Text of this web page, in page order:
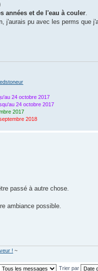
années et de l'eau à couler.
j'aurais pu avec les perms que
24 octobre 2017
24 octobre 2017
2017
2018
passé à autre chose.
ambiance possible.
! ~
Trier par